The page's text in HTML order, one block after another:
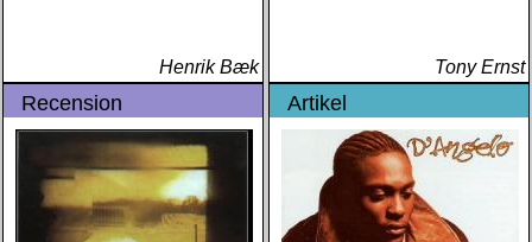
Henrik Bæk Tony Ernst
Recension Artikel